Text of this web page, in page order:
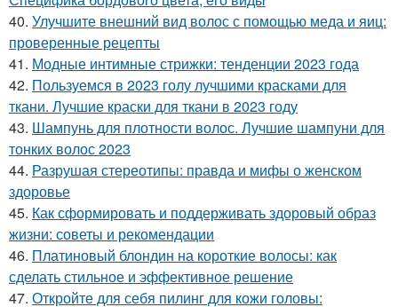
40. Улучшите внешний вид волос с помощью меда и яиц:
проверенные рецепты
41. Модные интимные стрижки: тенденции 2023 года
42. Пользуемся в 2023 голу лучшими красками для
ткани. Лучшие краски для ткани в 2023 году
43. Шампунь для плотности волос. Лучшие шампуни для
тонких волос 2023
44. Разрушая стереотипы: правда и мифы о женском
здоровье
45. Как сформировать и поддерживать здоровый образ
жизни: советы и рекомендации
46. Платиновый блондин на короткие волосы: как
сделать стильное и эффективное решение
47. Откройте для себя пилинг для кожи головы: